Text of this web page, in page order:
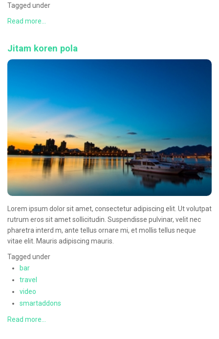
Tagged under
Read more...
Jitam koren pola
Lorem ipsum dolor sit amet, consectetur adipiscing elit. Ut volutpat
rutrum eros sit amet sollicitudin. Suspendisse pulvinar, velit nec
pharetra interd m, ante tellus ornare mi, et mollis tellus neque
vitae elit. Mauris adipiscing mauris.
Tagged under
bar
travel
video
smartaddons
Read more...